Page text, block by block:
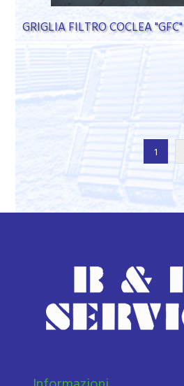
GRIGLIA FILTRO COCLEA "GFC"
1